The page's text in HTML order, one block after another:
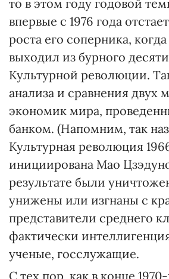
то в этом году годовой
впервые с 1976 года
роста его соперника,
выходил из бурного
Культурной революции.
анализа и сравнения
экономик мира,
банком. (Напомним, так
Культурная революция
инициирована Мао
результате были
унижены или изгнаны с
представители среднего
фактически
ученые, госслужащие.
С тех пор, как в конце